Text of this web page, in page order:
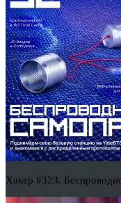
Хакер #323.